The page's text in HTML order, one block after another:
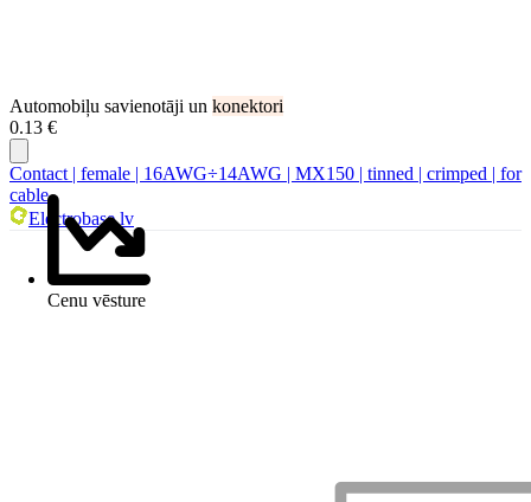
Automobiļu savienotāji un konektori
0.13 €
Cenu vēsture
Contact | female | 16AWG÷14AWG | MX150 | tinned | crimped | for
cable
Electrobase.lv